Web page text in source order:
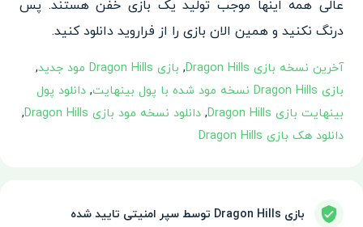
عالی همه اینها موجب تولید یک بازی خفنهستند. پس
درنگ نکنید و همین الان بازی را از فراروید دانلود کنید.
آخرین نسخه بازی Dragon Hills , بازی Dragon Hills مود جدید
,
بازی Dragon Hills نسخه مود شده با پول بینهایت
, دانلود پول
بینهایت بازی Dragon Hills
, دانلود نسخه مود بازی Dragon Hills
,
دانلود هک بازی Dragon Hills
بازی Dragon Hills توسط سپر امنیتی تایید شده